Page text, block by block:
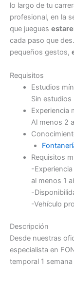
lo largo de tu
profesional, en la
que juegues
cada paso que
pequeños gestos,
Requisitos
Estudios
Sin estudios
Experiencia
Al menos 2
Requisitos
-
al menos 1
-
-Vehículo
Descripción
Desde nuestras
especialista en
temporal 1